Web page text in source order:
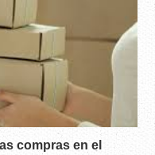
compras en el